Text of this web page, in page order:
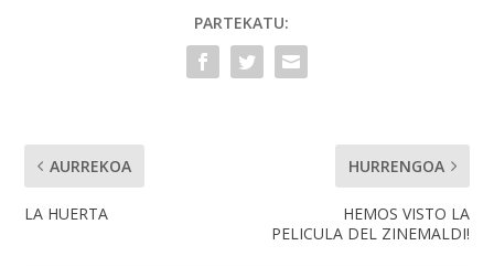
p
p
PARTEKATU:
AURREKOA
LA HUERTA
HURRENGOA
HEMOS VISTO LA
PELICULA DEL ZINEMALDI!